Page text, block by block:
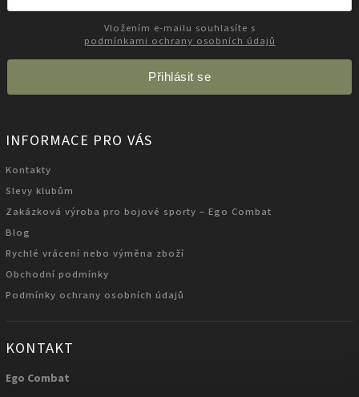
podmínkami ochrany osobních údajů
Přihlásit se
INFORMACE PRO VÁS
Kontakty
Slevy klubům
Zakázková výroba pro bojové sporty – Ego Combat
Blog
Rychlé vrácení nebo výměna zboží
Obchodní podmínky
Podmínky ochrany osobních údajů
KONTAKT
Ego Combat